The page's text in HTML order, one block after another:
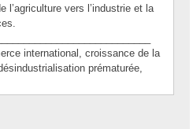
vers l’industrie et la
international, croissance de la
prématurée,